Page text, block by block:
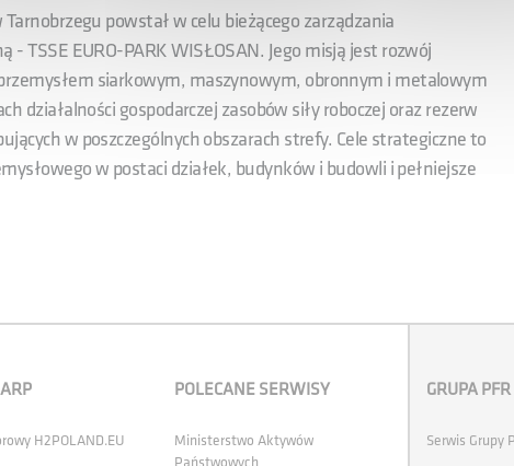
powstał w celu bieżącego zarządzania
TSSE EURO-PARK WISŁOSAN. Jego misją jest rozwój
siarkowym, maszynowym, obronnym i metalowym
działalności gospodarczej zasobów siły roboczej oraz rezerw
w poszczególnych obszarach strefy. Cele strategiczne to
w postaci działek, budynków i budowli i pełniejsze
H2POLAND.EU
POLECANE SERWISY
Ministerstwo Aktywów
GRUPA PFR
Serwis Grupy